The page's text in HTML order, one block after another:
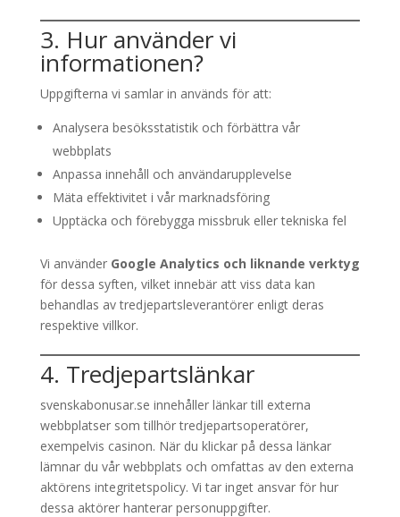
3. Hur använder vi
informationen?
Uppgifterna vi samlar in används för att:
Analysera besöksstatistik och förbättra vår
webbplats
Anpassa innehåll och användarupplevelse
Mäta effektivitet i vår marknadsföring
Upptäcka och förebygga missbruk eller tekniska fel
Vi använder Google Analytics och liknande verktyg
för dessa syften, vilket innebär att viss data kan
behandlas av tredjepartsleverantörer enligt deras
respektive villkor.
4. Tredjepartslänkar
svenskabonusar.se innehåller länkar till externa
webbplatser som tillhör tredjepartsoperatörer,
exempelvis casinon. När du klickar på dessa länkar
lämnar du vår webbplats och omfattas av den externa
aktörens integritetspolicy. Vi tar inget ansvar för hur
dessa aktörer hanterar personuppgifter.